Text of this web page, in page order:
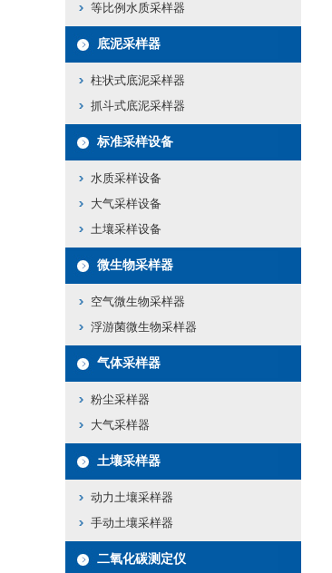
等比例水质采样器
底泥采样器
柱状式底泥采样器
抓斗式底泥采样器
标准采样设备
水质采样设备
大气采样设备
土壤采样设备
微生物采样器
空气微生物采样器
浮游菌微生物采样器
气体采样器
粉尘采样器
大气采样器
土壤采样器
动力土壤采样器
手动土壤采样器
二氧化碳测定仪